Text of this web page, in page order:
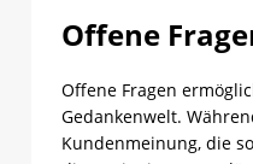
Offene
Offene Fragen
Gedankenwelt.
Kundenmeinung, die